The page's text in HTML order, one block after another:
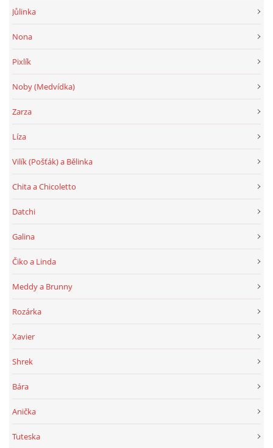
Jůlinka
Nona
Pixlík
Noby (Medvídka)
Zarza
Líza
Vilík (Pošťák) a Bělinka
Chita a Chicoletto
Datchi
Galina
Čiko a Linda
Meddy a Brunny
Rozárka
Xavier
Shrek
Bára
Anička
Tuteska